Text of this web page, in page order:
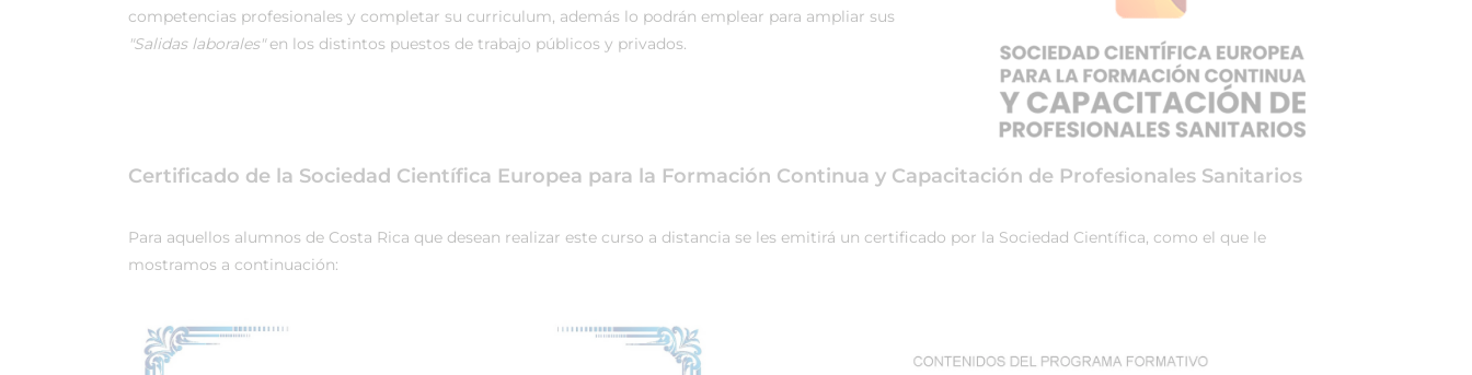
competencias profesionales y completar su curriculum, además lo podrán emplear para ampliar sus
"Salidas laborales"en los distintos puestos de trabajo públicos y privados.
Certificado de la Sociedad Científica Europea para la Formación Continua y Capacitación de Profesionales Sanitarios
Para aquellos alumnos de Costa Rica que desean realizar este curso a distancia se les emitirá un certificado por la Sociedad Científica, como el que le
mostramos a continuación: